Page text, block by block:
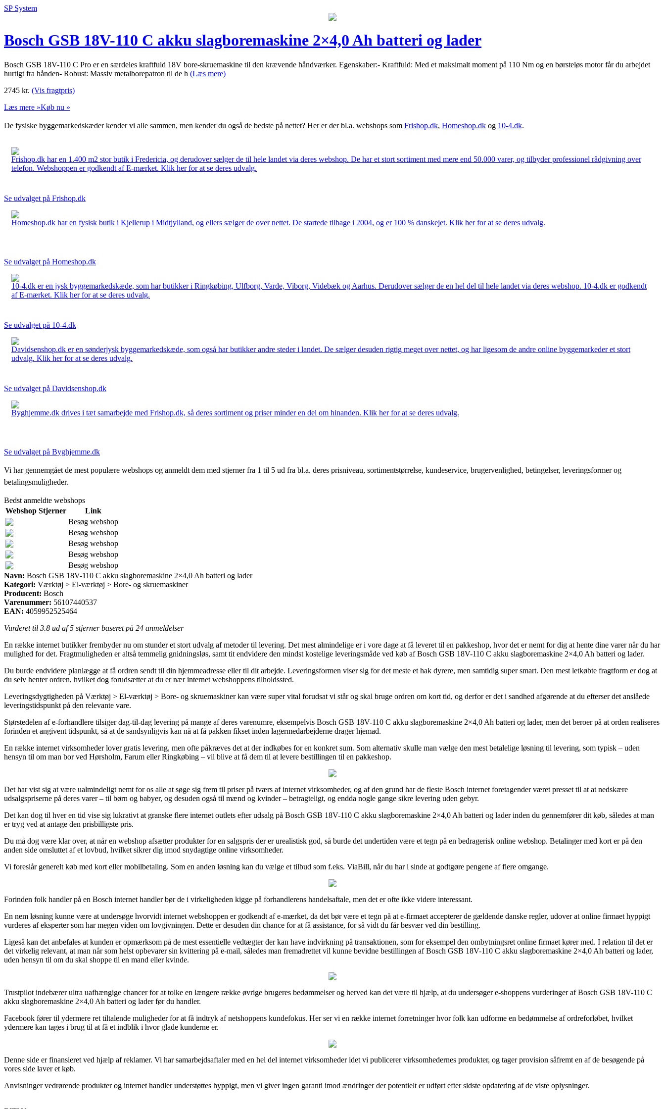
SP System
Bosch GSB 18V-110 C akku slagboremaskine 2×4,0 Ah batteri og lader
Bosch GSB 18V-110 C Pro er en særdeles kraftfuld 18V bore-skruemaskine til den krævende håndværker. Egenskaber:- Kraftfuld: Med et maksimalt moment på 110 Nm og en børsteløs motor får du arbejdet
hurtigt fra hånden- Robust: Massiv metalborepatron til de h (Læs mere)
2745 kr. (Vis fragtpris)
Læs mere »Køb nu »
De fysiske byggemarkedskæder kender vi alle sammen, men kender du også de bedste på nettet? Her er der bl.a. webshops som Frishop.dk, Homeshop.dk og 10-4.dk.
Frishop.dk har en 1.400 m2 stor butik i Fredericia, og derudover sælger de til hele landet via deres webshop. De har et stort sortiment med mere end 50.000 varer, og tilbyder professionel rådgivning over
telefon. Webshoppen er godkendt af E-mærket. Klik her for at se deres udvalg.
Se udvalget på Frishop.dk
Homeshop.dk har en fysisk butik i Kjellerup i Midtjylland, og ellers sælger de over nettet. De startede tilbage i 2004, og er 100 % danskejet. Klik her for at se deres udvalg.
Se udvalget på Homeshop.dk
10-4.dk er en jysk byggemarkedskæde, som har butikker i Ringkøbing, Ulfborg, Varde, Viborg, Videbæk og Aarhus. Derudover sælger de en hel del til hele landet via deres webshop. 10-4.dk er godkendt
af E-mærket. Klik her for at se deres udvalg.
Se udvalget på 10-4.dk
Davidsenshop.dk er en sønderjysk byggemarkedskæde, som også har butikker andre steder i landet. De sælger desuden rigtig meget over nettet, og har ligesom de andre online byggemarkeder et stort
udvalg. Klik her for at se deres udvalg.
Se udvalget på Davidsenshop.dk
Byghjemme.dk drives i tæt samarbejde med Frishop.dk, så deres sortiment og priser minder en del om hinanden. Klik her for at se deres udvalg.
Se udvalget på Byghjemme.dk
Vi har gennemgået de mest populære webshops og anmeldt dem med stjerner fra 1 til 5 ud fra bl.a. deres prisniveau, sortimentstørrelse, kundeservice, brugervenlighed, betingelser, leveringsformer og
betalingsmuligheder.
Bedst anmeldte webshops
Webshop Stjerner
Link
Besøg webshop
Besøg webshop
Besøg webshop
Besøg webshop
Besøg webshop
Navn: Bosch GSB 18V-110 C akku slagboremaskine 2×4,0 Ah batteri og lader
Kategori: Værktøj > El-værktøj > Bore- og skruemaskiner
Producent: Bosch
Varenummer: 56107440537
EAN: 4059952525464
Vurderet til 3.8 ud af 5 stjerner baseret på 24 anmeldelser
En række internet butikker frembyder nu om stunder et stort udvalg af metoder til levering. Det mest almindelige er i vore dage at få leveret til en pakkeshop, hvor det er nemt for dig at hente dine varer når du har
mulighed for det. Fragtmuligheden er altså temmelig gnidningsløs, samt tit endvidere den mindst kostelige leveringsmåde ved køb af Bosch GSB 18V-110 C akku slagboremaskine 2×4,0 Ah batteri og lader.
Du burde endvidere planlægge at få ordren sendt til din hjemmeadresse eller til dit arbejde. Leveringsformen viser sig for det meste et hak dyrere, men samtidig super smart. Den mest letkøbte fragtform er dog at
du selv henter ordren, hvilket dog forudsætter at du er nær internet webshoppens tilholdssted.
Leveringsdygtigheden på Værktøj > El-værktøj > Bore- og skruemaskiner kan være super vital forudsat vi står og skal bruge ordren om kort tid, og derfor er det i sandhed afgørende at du efterser det anslåede
leveringstidspunkt på den relevante vare.
Størstedelen af e-forhandlere tilsiger dag-til-dag levering på mange af deres varenumre, eksempelvis Bosch GSB 18V-110 C akku slagboremaskine 2×4,0 Ah batteri og lader, men det beroer på at orden realiseres
forinden et angivent tidspunkt, så at de sandsynligvis kan nå at få pakken fikset inden lagermedarbejderne drager hjemad.
En række internet virksomheder lover gratis levering, men ofte påkræves det at der indkøbes for en konkret sum. Som alternativ skulle man vælge den mest betalelige løsning til levering, som typisk – uden
hensyn til om man bor ved Hørsholm, Farum eller Ringkøbing – vil blive at få dem til at levere bestillingen til en pakkeshop.
Det har vist sig at være ualmindeligt nemt for os alle at søge sig frem til priser på tværs af internet virksomheder, og af den grund har de fleste Bosch internet foretagender været presset til at at nedskære
udsalgspriserne på deres varer – til børn og babyer, og desuden også til mænd og kvinder – betragteligt, og endda nogle gange sikre levering uden gebyr.
Det kan dog til hver en tid vise sig lukrativt at granske flere internet outlets efter udsalg på Bosch GSB 18V-110 C akku slagboremaskine 2×4,0 Ah batteri og lader inden du gennemfører dit køb, således at man
er tryg ved at antage den prisbilligste pris.
Du må dog være klar over, at når en webshop afsætter produkter for en salgspris der er urealistisk god, så burde det undertiden være et tegn på en bedragerisk online webshop. Betalinger med kort er på den
anden side omsluttet af et lovbud, hvilket sikrer dig imod snydagtige online virksomheder.
Vi foreslår generelt køb med kort eller mobilbetaling. Som en anden løsning kan du vælge et tilbud som f.eks. ViaBill, når du har i sinde at godtgøre pengene af flere omgange.
Forinden folk handler på en Bosch internet handler bør de i virkeligheden kigge på forhandlerens handelsaftale, men det er ofte ikke videre interessant.
En nem løsning kunne være at undersøge hvorvidt internet webshoppen er godkendt af e-mærket, da det bør være et tegn på at e-firmaet accepterer de gældende danske regler, udover at online firmaet hyppigt
vurderes af eksperter som har megen viden om lovgivningen. Dette er desuden din chance for at få assistance, for så vidt du får besvær ved din bestilling.
Ligeså kan det anbefales at kunden er opmærksom på de mest essentielle vedtægter der kan have indvirkning på transaktionen, som for eksempel den ombytningsret online firmaet kører med. I relation til det er
det virkelig relevant, at man når som helst opbevarer sin kvittering på e-mail, således man fremadrettet vil kunne bevidne bestillingen af Bosch GSB 18V-110 C akku slagboremaskine 2×4,0 Ah batteri og lader,
uden hensyn til om du skal shoppe til en mand eller kvinde.
Trustpilot indebærer ultra uafhængige chancer for at tolke en længere række øvrige brugeres bedømmelser og herved kan det være til hjælp, at du undersøger e-shoppens vurderinger af Bosch GSB 18V-110 C
akku slagboremaskine 2×4,0 Ah batteri og lader før du handler.
Facebook fører til ydermere ret tiltalende muligheder for at få indtryk af netshoppens kundefokus. Her ser vi en række internet forretninger hvor folk kan udforme en bedømmelse af ordreforløbet, hvilket
ydermere kan tages i brug til at få et indblik i hvor glade kunderne er.
Denne side er finansieret ved hjælp af reklamer. Vi har samarbejdsaftaler med en hel del internet virksomheder idet vi publicerer virksomhedernes produkter, og tager provision såfremt en af de besøgende på
vores side laver et køb.
Anvisninger vedrørende produkter og internet handler understøttes hyppigt, men vi giver ingen garanti imod ændringer der potentielt er udført efter sidste opdatering af de viste oplysninger.